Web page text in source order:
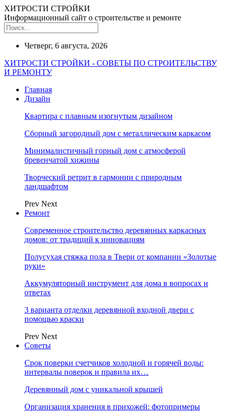
ХИТРОСТИ СТРОЙКИ
Информационный сайт о строительстве и ремонте
Четверг, 6 августа, 2026
ХИТРОСТИ СТРОЙКИ - СОВЕТЫ ПО СТРОИТЕЛЬСТВУ
И РЕМОНТУ
Главная
Дизайн
Квартира с плавным изогнутым дизайном
Сборный загородный дом с металлическим каркасом
Минималистичный горный дом с атмосферой
бревенчатой хижины
Творческий ретрит в гармонии с природным
ландшафтом
Prev Next
Ремонт
Современное строительство деревянных каркасных
домов: от традиций к инновациям
Полусухая стяжка пола в Твери от компании «Золотые
руки»
Аккумуляторный инструмент для дома в вопросах и
ответах
3 варианта отделки деревянной входной двери с
помощью краски
Prev Next
Советы
Срок поверки счетчиков холодной и горячей воды:
интервалы поверок и правила их…
Деревянный дом с уникальной крышей
Организация хранения в прихожей: фотопримеры